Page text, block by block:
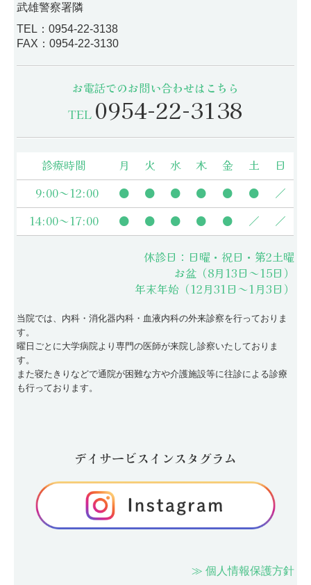
武雄警察署隣
TEL：0954-22-3138
FAX：0954-22-3130
お電話でのお問い合わせはこちら
TEL 0954-22-3138
診療時間 月 火 水 木 金 土
日
9:00～12:00
● ● ● ● ● ●
／
14:00～17:00
● ● ● ● ● ／ ／
休診日：日曜・祝日・第2土曜
お盆（8月13日～15日）
年末年始（12月31日～1月3日）
当院では、内科・消化器内科・血液内科の外来診察を行っておりま
す。
曜日ごとに大学病院より専門の医師が来院し診察いたしておりま
す。
また寝たきりなどで通院が困難な方や介護施設等に往診による診療
も行っております。
デイサービスインスタグラム
≫ 個人情報保護方針